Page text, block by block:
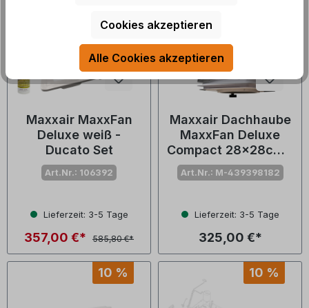
Maxxair MaxxFan
Deluxe weiß -
Ducato Set
Art.Nr.: 106392
Lieferzeit: 3-5 Tage
357,00 €* 585,80 €*
Maxxair Dachhaube
MaxxFan Deluxe
Compact 28x28cm -
Version GUT
Art.Nr.: M-439398182
Lieferzeit: 3-5 Tage
325,00 €*
10 % 10 %
Cookies akzeptieren
Alle Cookies akzeptieren